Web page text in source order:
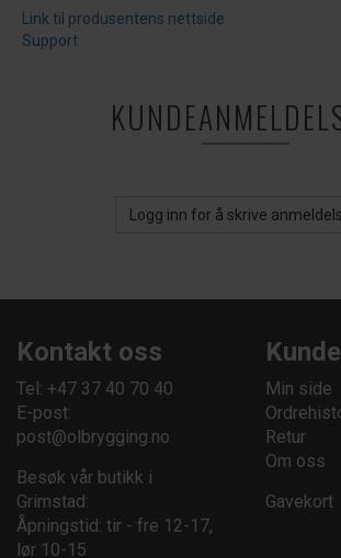
Link til produsentens nettside
Support
Logg inn for å skrive
Kontakt oss
Tel: +47 37 40 70 40
E-post:
post@olbrygging.no
Besøk vår butikk i
Grimstad:
Åpningstid: tir - fre 12-17,
lør 10-15
Min side
Retur
Om oss
Gavekort